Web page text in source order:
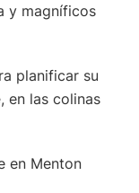
y magníficos
planificar su
, en las colinas